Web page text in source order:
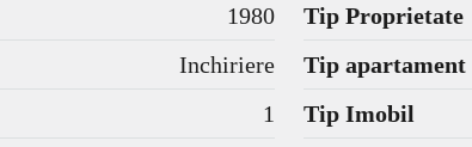
1980 Tip Proprietate
Inchiriere Tip apartament
1 Tip Imobil